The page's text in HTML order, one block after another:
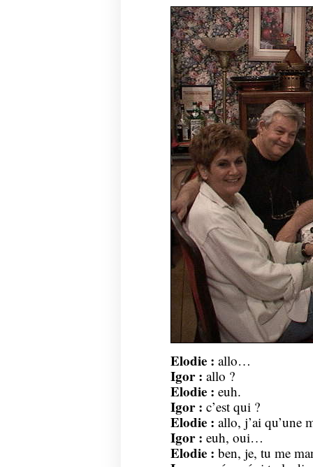
Elodie : allo…
Igor : allo ?
Elodie : euh.
Igor : c’est qui ?
Elodie : allo, j’ai qu’une
Igor : euh, oui…
Elodie : ben, je, tu me